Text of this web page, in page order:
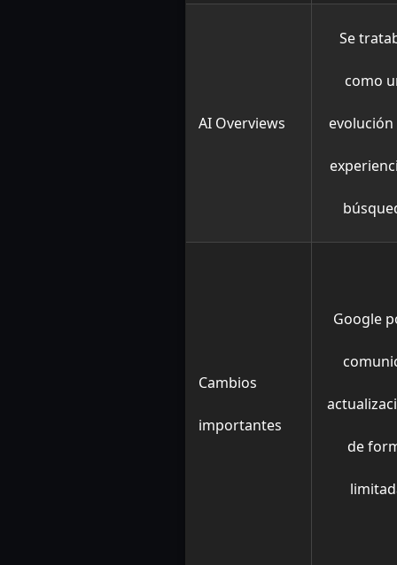
AI Overviews
Se
como
evolución
Cambios
importantes
Google
de